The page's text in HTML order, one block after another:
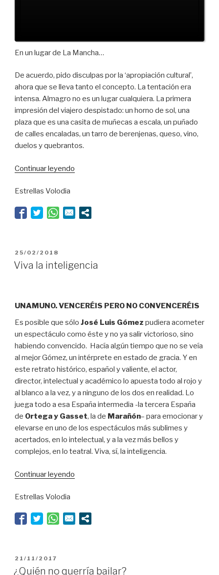
En un lugar de La Mancha…
De acuerdo, pido disculpas por la ‘apropiación cultural’,
ahora que se lleva tanto el concepto. La tentación era
intensa. Almagro no es un lugar cualquiera. La primera
impresión del viajero despistado: un horno de sol, una
plaza que es una casita de muñecas a escala, un puñado
de calles encaladas, un tarro de berenjenas, queso, vino,
duelos y quebrantos.
Continuar leyendo
viaja
Oro”
Estrellas Volodia
PUBLICADO
EL
25/02/2018
Viva la inteligencia
UNAMUNO. VENCERÉIS PERO NO CONVENCERÉIS
Es posible que sólo José Luis Gómez pudiera acometer
un espectáculo como éste y no ya salir victorioso, sino
habiendo convencido. Hacía algún tiempo que no se veía
al mejor Gómez, un intérprete en estado de gracia. Y en
este retrato histórico, español y valiente, el actor,
director, intelectual y académico lo apuesta todo al rojo y
al blanco a la vez, y a ninguno de los dos en realidad. Lo
juega todo a esa España intermedia -la tercera España
de Ortega y Gasset, la de Marañón– para emocionar y
elevarse en uno de los espectáculos más sublimes y
acertados, en lo intelectual, y a la vez más bellos y
complejos, en lo teatral. Viva, sí, la inteligencia.
Continuar leyendo
Estrellas Volodia
PUBLICADO
EL
21/11/2017
¿Quién no querría bailar?